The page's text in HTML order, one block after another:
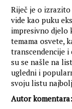
Riječ je o
vide kao puku
impresivno djelo
temama osvete,
transcendencije
su se našle na
ugledni i
svoju listu
Autor